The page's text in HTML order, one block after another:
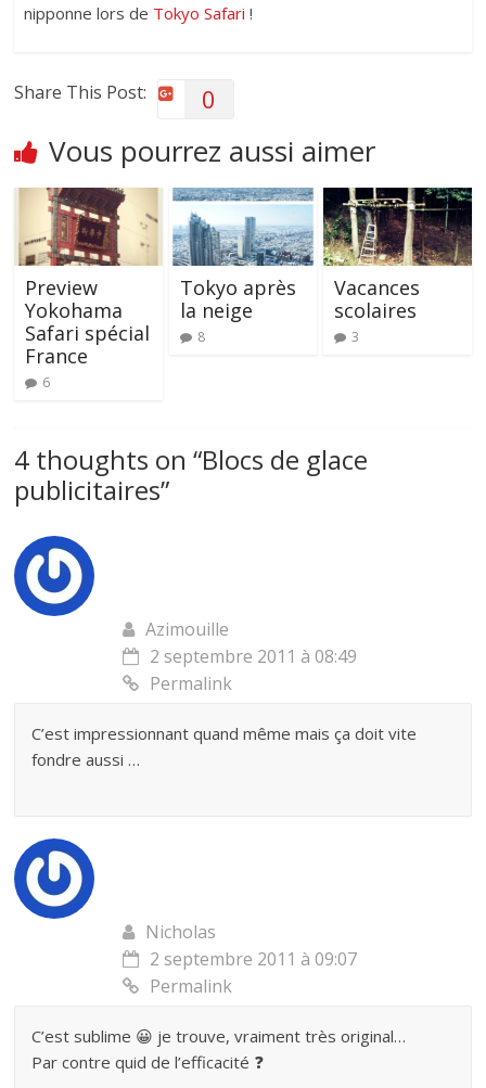
nipponne lors de Tokyo Safari !
Share This Post: 0
Vous pourrez aussi aimer
Preview
Yokohama
Safari spécial
France
6
Tokyo après
la neige
8
Vacances
scolaires
3
4 thoughts on “Blocs de glace
publicitaires”
Azimouille
2 septembre 2011 à 08:49
Permalink
C’est impressionnant quand même mais ça doit vite
fondre aussi …
Nicholas
2 septembre 2011 à 09:07
Permalink
C’est sublime 😀 je trouve, vraiment très original…
Par contre quid de l’efficacité ❓